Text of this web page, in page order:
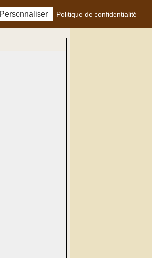
Personnaliser Politique de confidentialité